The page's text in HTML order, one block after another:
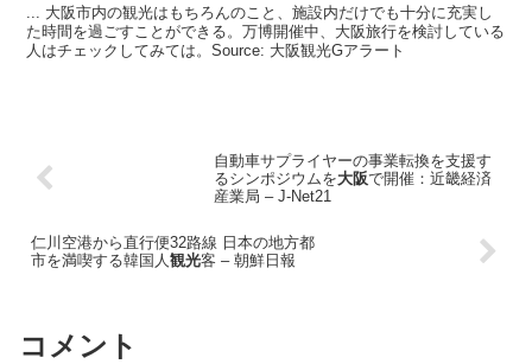
... 大阪市内の観光はもちろんのこと、施設内だけでも十分に充実し
た時間を過ごすことができる。万博開催中、大阪旅行を検討している
人はチェックしてみては。Source: 大阪観光Gアラート
自動車サプライヤーの事業転換を支援す
るシンポジウムを大阪で開催：近畿経済
産業局 – J-Net21
仁川空港から直行便32路線 日本の地方都
市を満喫する韓国人観光客 – 朝鮮日報
コメント